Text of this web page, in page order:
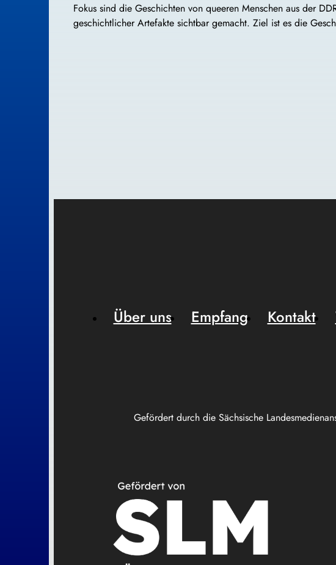
Fokus sind die Geschichten von queeren Menschen aus der
geschichtlicher Artefakte sichtbar gemacht. Ziel ist es die
Gefördert durch die Sächsische
Über uns Empfang Kontakt